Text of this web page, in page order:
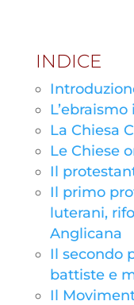
INDICE
La Chiesa
Le Chiese
Il
Il primo
luterani,
Anglicana
Il secondo
battiste e
Il